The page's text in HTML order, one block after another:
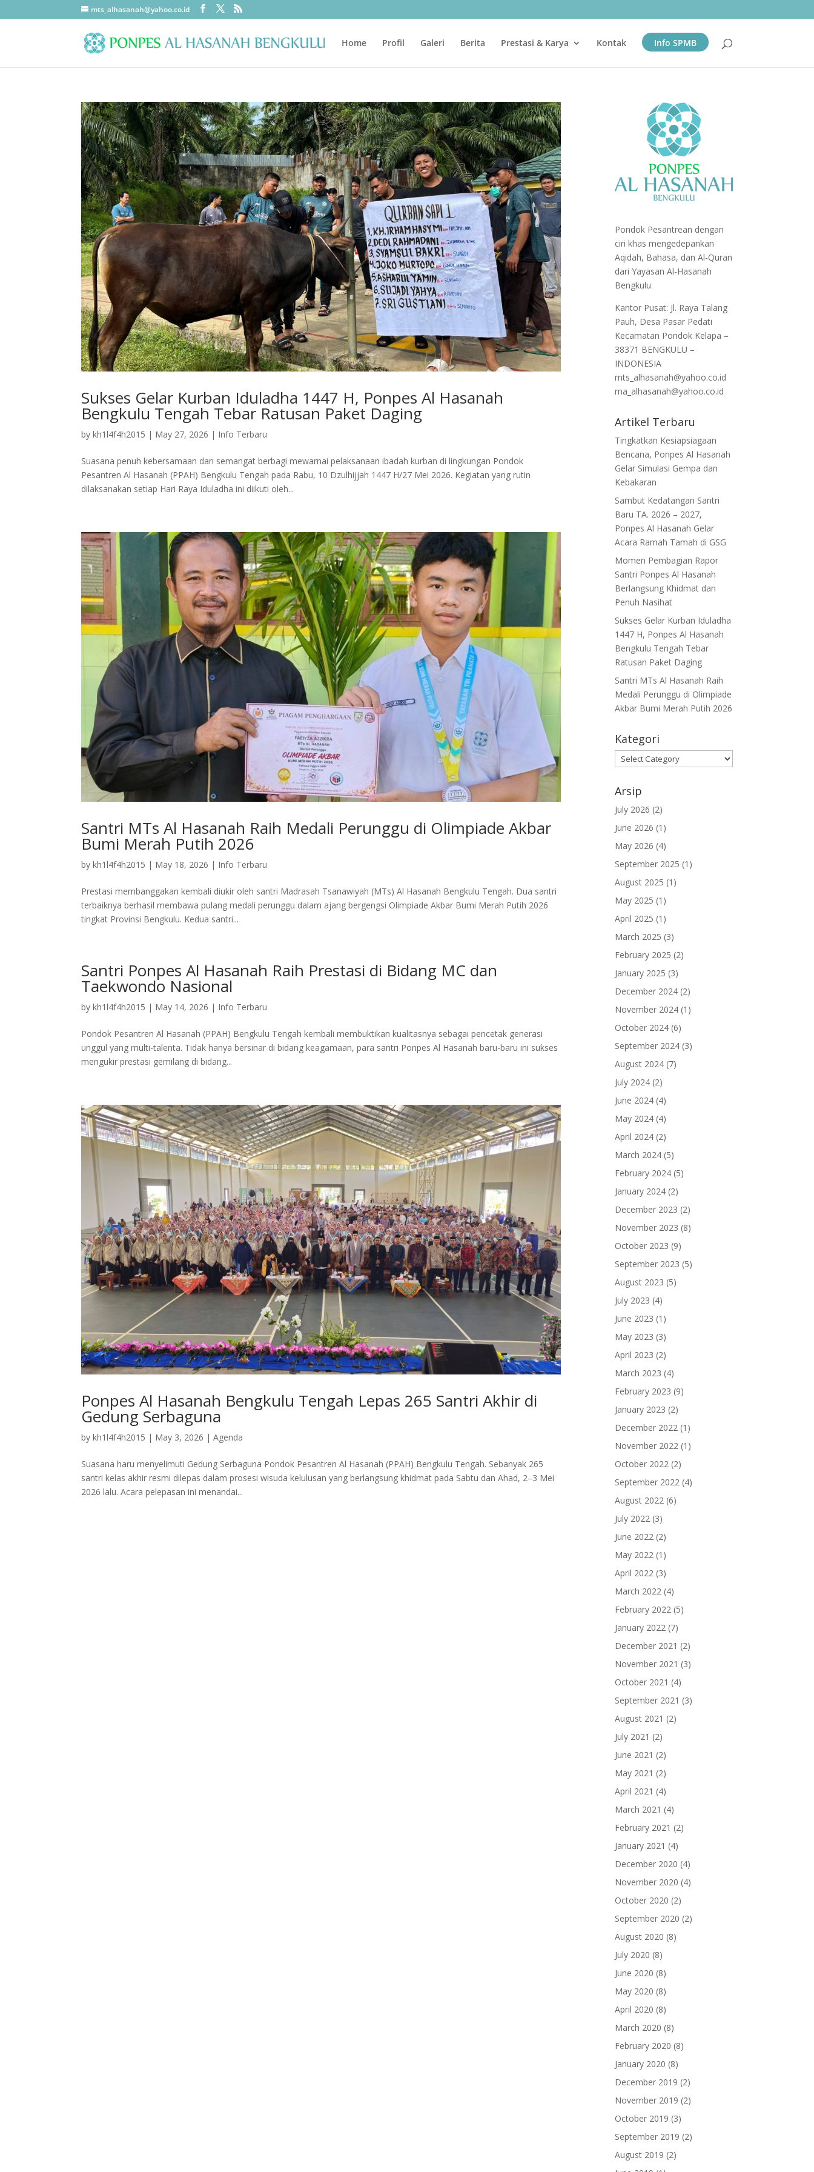
mts_alhasanah@yahoo.co.id
Home Profil Galeri Berita Prestasi & Karya Kontak Info SPMB
Sukses Gelar Kurban Iduladha 1447 H, Ponpes Al Hasanah
Bengkulu Tengah Tebar Ratusan Paket Daging
bykh1l4f4h2015 | May 27, 2026 | Info Terbaru
Suasana penuh kebersamaan dan semangat berbagi mewarnai pelaksanaan ibadah kurban di lingkungan Pondok
Pesantren Al Hasanah (PPAH) Bengkulu Tengah pada Rabu, 10 Dzulhijjah 1447 H/27 Mei 2026. Kegiatan yang rutin
dilaksanakan setiap Hari Raya Iduladha ini diikuti oleh...
Santri MTs Al Hasanah Raih Medali Perunggu di Olimpiade Akbar
Bumi Merah Putih 2026
bykh1l4f4h2015 | May 18, 2026 | Info Terbaru
Prestasi membanggakan kembali diukir oleh santri Madrasah Tsanawiyah (MTs) Al Hasanah Bengkulu Tengah. Dua santri
terbaiknya berhasil membawa pulang medali perunggu dalam ajang bergengsi Olimpiade Akbar Bumi Merah Putih 2026
tingkat Provinsi Bengkulu. Kedua santri...
Santri Ponpes Al Hasanah Raih Prestasi di Bidang MC dan
Taekwondo Nasional
bykh1l4f4h2015 | May 14, 2026 | Info Terbaru
Pondok Pesantren Al Hasanah (PPAH) Bengkulu Tengah kembali membuktikan kualitasnya sebagai pencetak generasi
unggul yang multi-talenta. Tidak hanya bersinar di bidang keagamaan, para santri Ponpes Al Hasanah baru-baru ini sukses
mengukir prestasi gemilang di bidang...
Ponpes Al Hasanah Bengkulu Tengah Lepas 265 Santri Akhir di
Gedung Serbaguna
bykh1l4f4h2015 | May 3, 2026 |Agenda
Suasana haru menyelimuti Gedung Serbaguna Pondok Pesantren Al Hasanah (PPAH) Bengkulu Tengah. Sebanyak 265
santri kelas akhir resmi dilepas dalam prosesi wisuda kelulusan yang berlangsung khidmat pada Sabtu dan Ahad, 2–3 Mei
2026 lalu. Acara pelepasan ini menandai...
Pondok Pesantrean dengan
ciri khas mengedepankan
Aqidah, Bahasa, dan Al-Quran
dari Yayasan Al-Hasanah
Bengkulu
Kantor Pusat: Jl. Raya Talang
Pauh, Desa Pasar Pedati
Kecamatan Pondok Kelapa –
38371 BENGKULU –
INDONESIA
mts_alhasanah@yahoo.co.id
ma_alhasanah@yahoo.co.id
Artikel Terbaru
Tingkatkan Kesiapsiagaan
Bencana, Ponpes Al Hasanah
Gelar Simulasi Gempa dan
Kebakaran
Sambut Kedatangan Santri
Baru TA. 2026 – 2027,
Ponpes Al Hasanah Gelar
Acara Ramah Tamah di GSG
Momen Pembagian Rapor
Santri Ponpes Al Hasanah
Berlangsung Khidmat dan
Penuh Nasihat
Sukses Gelar Kurban Iduladha
1447 H, Ponpes Al Hasanah
Bengkulu Tengah Tebar
Ratusan Paket Daging
Santri MTs Al Hasanah Raih
Medali Perunggu di Olimpiade
Akbar Bumi Merah Putih 2026
Kategori
Kategori
Arsip
July 2026 (2)
June 2026 (1)
May 2026 (4)
September 2025 (1)
August 2025 (1)
May 2025 (1)
April 2025 (1)
March 2025 (3)
February 2025 (2)
January 2025 (3)
December 2024 (2)
November 2024 (1)
October 2024 (6)
September 2024 (3)
August 2024 (7)
July 2024 (2)
June 2024 (4)
May 2024 (4)
April 2024 (2)
March 2024 (5)
February 2024 (5)
January 2024 (2)
December 2023 (2)
November 2023 (8)
October 2023 (9)
September 2023 (5)
August 2023 (5)
July 2023 (4)
June 2023 (1)
May 2023 (3)
April 2023 (2)
March 2023 (4)
February 2023 (9)
January 2023 (2)
December 2022 (1)
November 2022 (1)
October 2022 (2)
September 2022 (4)
August 2022 (6)
July 2022 (3)
June 2022 (2)
May 2022 (1)
April 2022 (3)
March 2022 (4)
February 2022 (5)
January 2022 (7)
December 2021 (2)
November 2021 (3)
October 2021 (4)
September 2021 (3)
August 2021 (2)
July 2021 (2)
June 2021 (2)
May 2021 (2)
April 2021 (4)
March 2021 (4)
February 2021 (2)
January 2021 (4)
December 2020 (4)
November 2020 (4)
October 2020 (2)
September 2020 (2)
August 2020 (8)
July 2020 (8)
June 2020 (8)
May 2020 (8)
April 2020 (8)
March 2020 (8)
February 2020 (8)
January 2020 (8)
December 2019 (2)
November 2019 (2)
October 2019 (3)
September 2019 (2)
August 2019 (2)